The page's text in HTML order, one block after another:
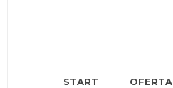
START OFERTA